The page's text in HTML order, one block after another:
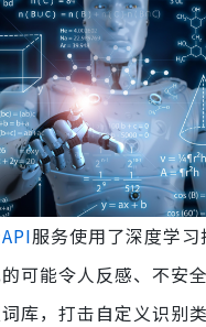
服务使用了深度学
可能令人反感、不安
库，打击自定义识别类